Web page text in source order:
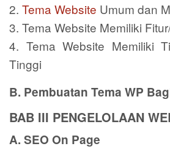
2. Tema Website Umum dan
3. Tema Website Memiliki
4. Tema Website Memiliki
Tinggi
B. Pembuatan Tema WP
BAB III PENGELOLAAN
A. SEO On Page